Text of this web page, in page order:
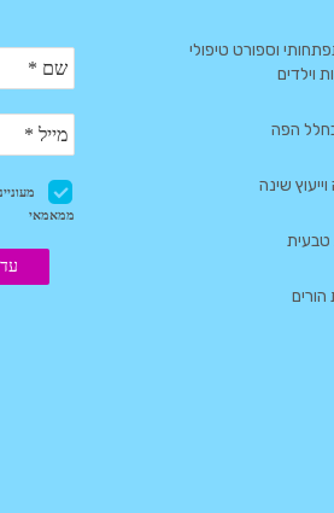
וספורט טיפולי
וילדים
הפה
שינה
טבעית